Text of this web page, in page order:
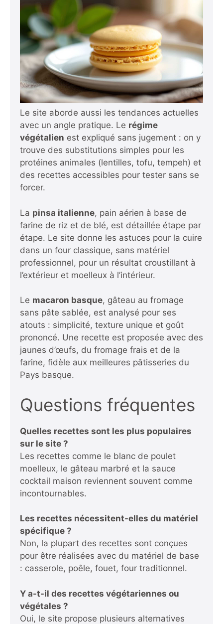
Le site aborde aussi les tendances actuelles
avec un angle pratique. Le régime
végétalien est expliqué sans jugement : on y
trouve des substitutions simples pour les
protéines animales (lentilles, tofu, tempeh) et
des recettes accessibles pour tester sans se
forcer.
La pinsa italienne, pain aérien à base de
farine de riz et de blé, est détaillée étape par
étape. Le site donne les astuces pour la cuire
dans un four classique, sans matériel
professionnel, pour un résultat croustillant à
l’extérieur et moelleux à l’intérieur.
Le macaron basque, gâteau au fromage
sans pâte sablée, est analysé pour ses
atouts : simplicité, texture unique et goût
prononcé. Une recette est proposée avec des
jaunes d’œufs, du fromage frais et de la
farine, fidèle aux meilleures pâtisseries du
Pays basque.
Questions fréquentes
Quelles recettes sont les plus populaires
sur le site ?
Les recettes comme le blanc de poulet
moelleux, le gâteau marbré et la sauce
cocktail maison reviennent souvent comme
incontournables.
Les recettes nécessitent-elles du matériel
spécifique ?
Non, la plupart des recettes sont conçues
pour être réalisées avec du matériel de base
: casserole, poêle, fouet, four traditionnel.
Y a-t-il des recettes végétariennes ou
végétales ?
Oui, le site propose plusieurs alternatives